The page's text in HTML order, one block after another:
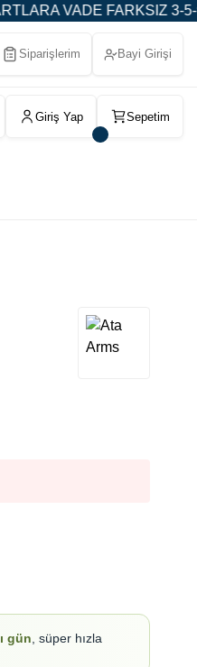
FARKSIZ 3-5-9 TAKSİT
Siparişlerim Bayi Girişi
Giriş Yap Sepetim
gün , süper hızla